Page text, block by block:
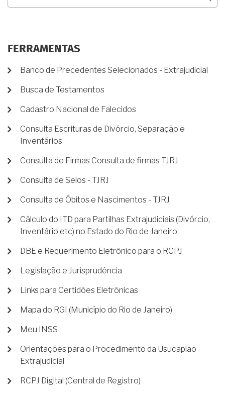
FERRAMENTAS
Banco de Precedentes Selecionados - Extrajudicial
Busca de Testamentos
Cadastro Nacional de Falecidos
Consulta Escrituras de Divórcio, Separação e
Inventários
Consulta de Firmas Consulta de firmas TJRJ
Consulta de Selos - TJRJ
Consulta de Óbitos e Nascimentos - TJRJ
Cálculo do ITD para Partilhas Extrajudiciais (Divórcio,
Inventário etc) no Estado do Rio de Janeiro
DBE e Requerimento Eletrônico para o RCPJ
Legislação e Jurisprudência
Links para Certidões Eletrônicas
Mapa do RGI (Município do Rio de Janeiro)
Meu INSS
Orientações para o Procedimento da Usucapião
Extrajudicial
RCPJ Digital (Central de Registro)